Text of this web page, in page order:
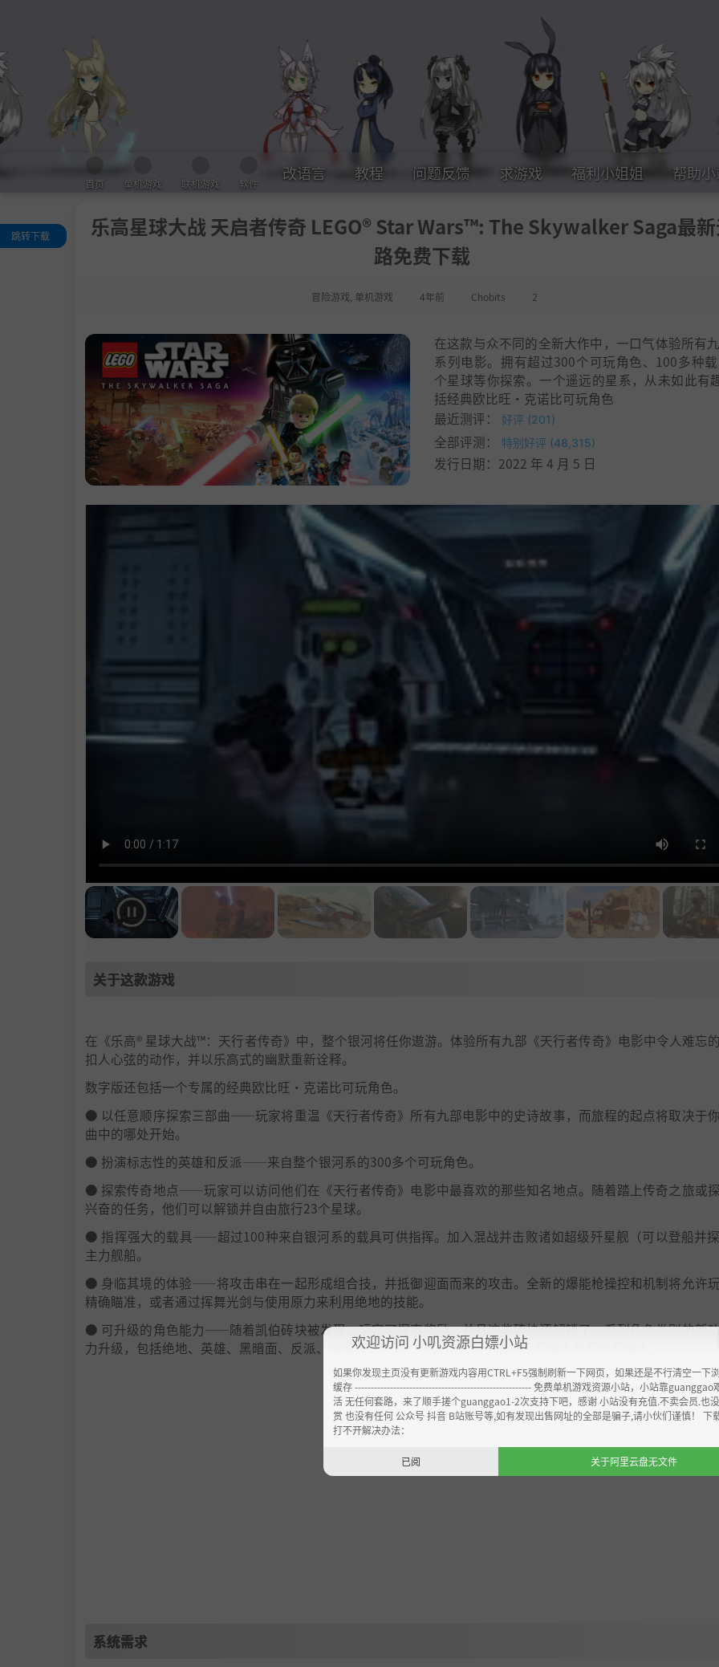
首页 单机游戏 联机游戏 软件
改语言 教程 问题反馈 求游戏 福利小姐姐 帮助
乐高星球大战 天启者传奇 LEGO® Star Wars™: The Skywalker Saga最
路免费下载
冒险游戏 单机游戏 4年前 Chobits 2
跳转下载
在这款与众不同的全新大作中，一口气体验所有
系列电影。拥有超过300个可玩角色、100多种
个星球等你探索。一个遥远的星系，从未如此有
括经典欧比旺·克诺比可玩角色
最近测评：
好评 (201)
全部评测： 特别好评 (48,315)
发行日期：2022 年 4 月 5 日
关于这款游戏
在《乐高® 星球大战™：天行者传奇》中，整个银河将任你遨游。体验所有九部《天行者传奇》电影中令人难忘
扣人心弦的动作，并以乐高式的幽默重新诠释。
数字版还包括一个专属的经典欧比旺·克诺比可玩角色。
● 以任意顺序探索三部曲——玩家将重温《天行者传奇》所有九部电影中的史诗故事，而旅程的起点将取决于
曲中的哪处开始。
● 扮演标志性的英雄和反派——来自整个银河系的300多个可玩角色。
● 探索传奇地点——玩家可以访问他们在《天行者传奇》电影中最喜欢的那些知名地点。随着踏上传奇之旅或
兴奋的任务，他们可以解锁并自由旅行23个星球。
● 指挥强大的载具——超过100种来自银河系的载具可供指挥。加入混战并击败诸如超级歼星舰（可以登船并
主力舰船。
● 身临其境的体验——将攻击串在一起形成组合技，并抵御迎面而来的攻击。全新的爆能枪操控和机制将允许
精确瞄准，或者通过挥舞光剑与使用原力来利用绝地的技能。
● 可升级的角色能力——随着凯伯砖块被发现，玩家可探索奖励，并且这些砖块还解锁了一系列角色类别的新
力升级，包括绝地、英雄、黑暗面、反派、清道夫、无赖、赏金猎人、宇航技工机器人和礼仪机器人。
系统需求
欢迎访问 小叽资源白嫖小站
如果你发现主页没有更新游戏内容用CTRL+F5强制刷新一下网页，如果还是不行清空一下
缓存 ------------------------------------------------------- 免费单机游戏资源小站，小站靠guanggao
活 无任何套路，来了顺手搓个guanggao1-2次支持下吧，感谢 小站没有充值.不卖会员.也
赏 也没有任何 公众号 抖音 B站账号等,如有发现出售网址的全部是骗子,请小伙们谨慎！ 下
打不开解决办法：
已阅 关于阿里云盘无文件